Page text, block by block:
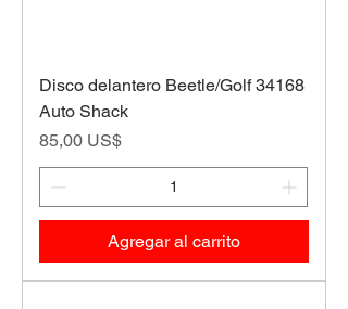
Disco delantero Beetle/Golf 34168
Auto Shack
Precio
85,00 US$
Agregar al carrito